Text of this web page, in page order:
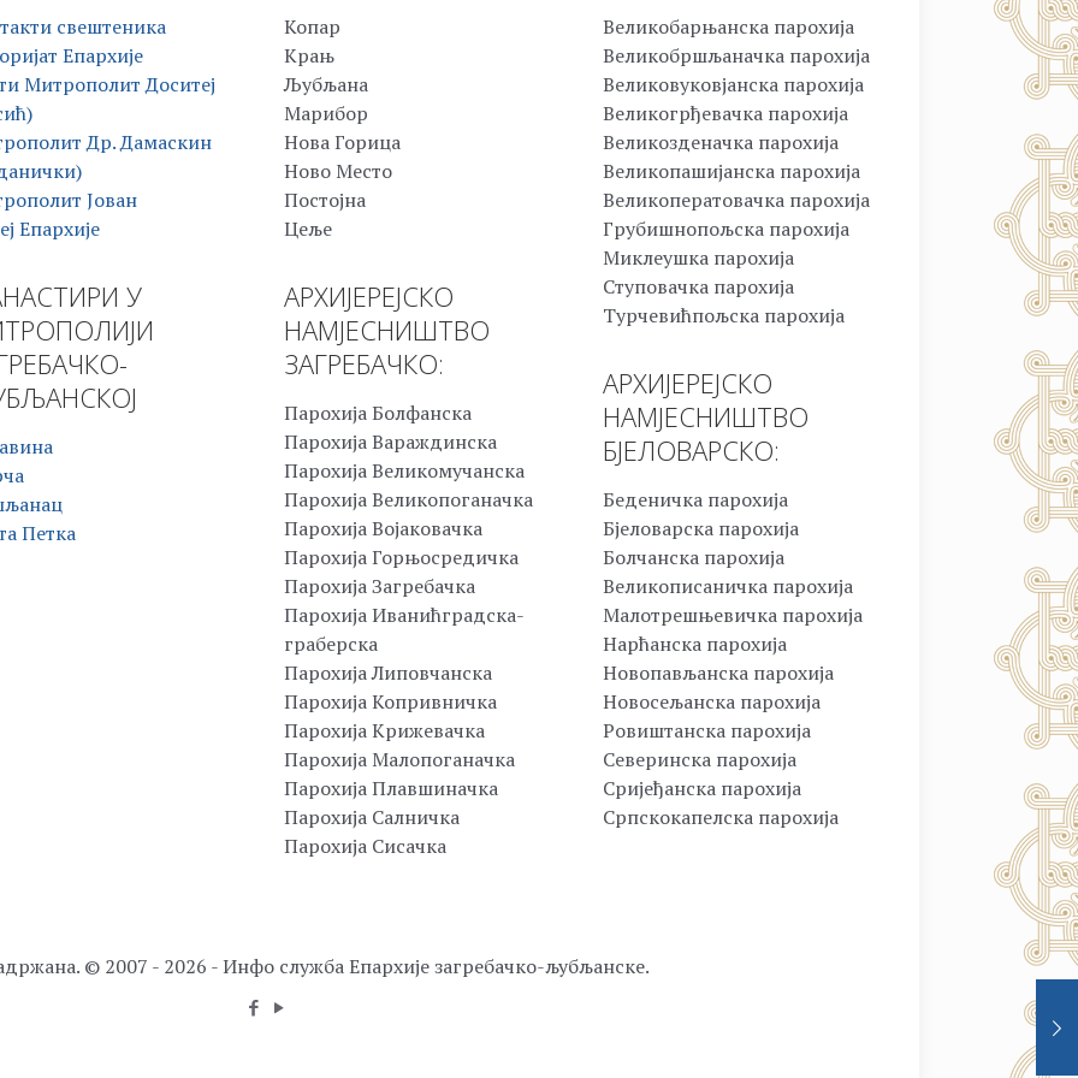
свештеника
Епархије
Митрополит Доситеј
Др. Дамаскин
Јован
Епархије
У
Петка
Копар
Крањ
Љубљана
Марибор
Нова Горица
Ново Место
Постојна
Цеље
АРХИЈЕРЕЈСКО
НАМЈЕСНИШТВО
ЗАГРЕБАЧКО:
Парохија Болфанска
Парохија Вараждинска
Парохија Великомучанска
Парохија Великопоганачка
Парохија Војаковачка
Парохија Горњосредичка
Парохија Загребачка
Парохија Иванићградска-
граберска
Парохија Липовчанска
Парохија Копривничка
Парохија Крижевачка
Парохија Малопоганачка
Парохија Плавшиначка
Парохија Салничка
Парохија Сисачка
Великобарњанска парохија
Великобршљаначка парохија
Великовуковјанска парохија
Великогрђевачка парохија
Великозденачка парохија
Великопашијанска парохија
Великоператовачка парохија
Грубишнопољска парохија
Миклеушка парохија
Ступовачка парохија
Турчевићпољска парохија
АРХИЈЕРЕЈСКО
НАМЈЕСНИШТВО
БЈЕЛОВАРСКО:
Беденичка парохија
Бјеловарска парохија
Болчанска парохија
Великописаничка парохија
Малотрешњевичка парохија
Нарћанска парохија
Новопављанска парохија
Новосељанска парохија
Ровиштанска парохија
Северинска парохија
Сријеђанска парохија
Српскокапелска парохија
© 2007 - 2026 - Инфо служба Епархије загребачко-љубљанске.